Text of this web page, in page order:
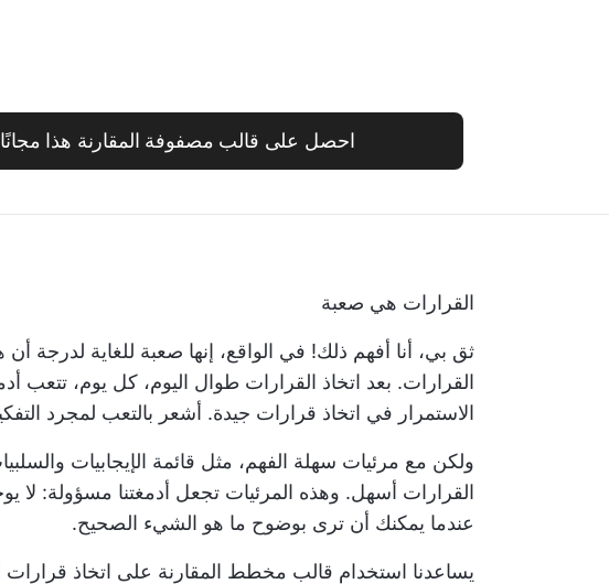
احصل على قالب مصفوفة المقارنة هذا مجانًا
القرارات هي صعبة
ثق بي، أنا أفهم ذلك! في الواقع، إنها صعبة للغاية لدرجة
القرارات. بعد اتخاذ القرارات طوال اليوم، كل يوم، تتعب
الاستمرار في اتخاذ قرارات جيدة. أشعر بالتعب لمجرد
ولكن مع مرئيات سهلة الفهم، مثل قائمة الإيجابيات
القرارات أسهل. وهذه المرئيات تجعل أدمغتنا مسؤولة: لا
عندما يمكنك أن ترى بوضوح ما هو الشيء الصحيح.
يساعدنا استخدام قالب مخطط المقارنة على اتخاذ